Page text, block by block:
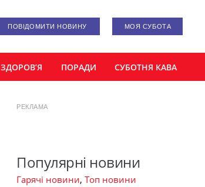
ПОВІДОМИТИ НОВИНУ МОЯ СУБОТА
ЗДОРОВ’Я ПОРАДИ СУБОТНЯ КАВА
РЕКЛАМА
Популярні новини
Гарячі новини, Топ новини